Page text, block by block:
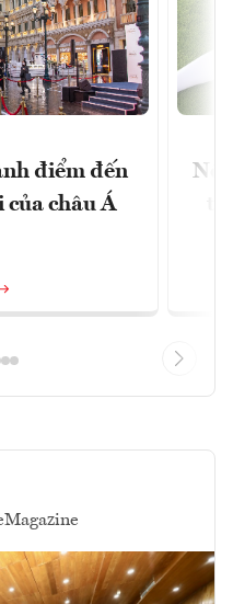
điểm đến
của châu Á